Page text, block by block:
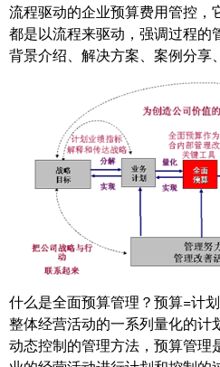
流程驱动的企业预算费用管控，
都是以流程来驱动，强调过程的
背景介绍、解决方案、案例分享
什么是全面预算管理？预算=计
整体经营活动的一系列量化的计
动态控制的管理方法，预算管理